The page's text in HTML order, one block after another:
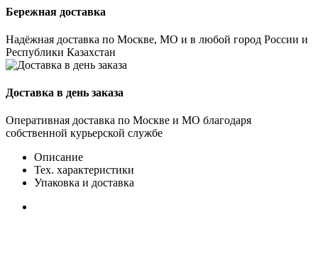
Бережная доставка
Надёжная доставка по Москве, МО и в любой город России и
Республики Казахстан
Доставка в день заказа
Оперативная доставка по Москве и МО благодаря
собственной курьерской службе
Описание
Тех. характеристики
Упаковка и доставка